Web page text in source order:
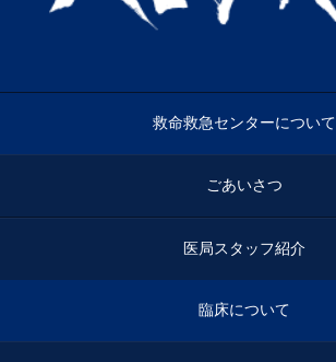
救命救急センターについて
ごあいさつ
医局スタッフ紹介
臨床について